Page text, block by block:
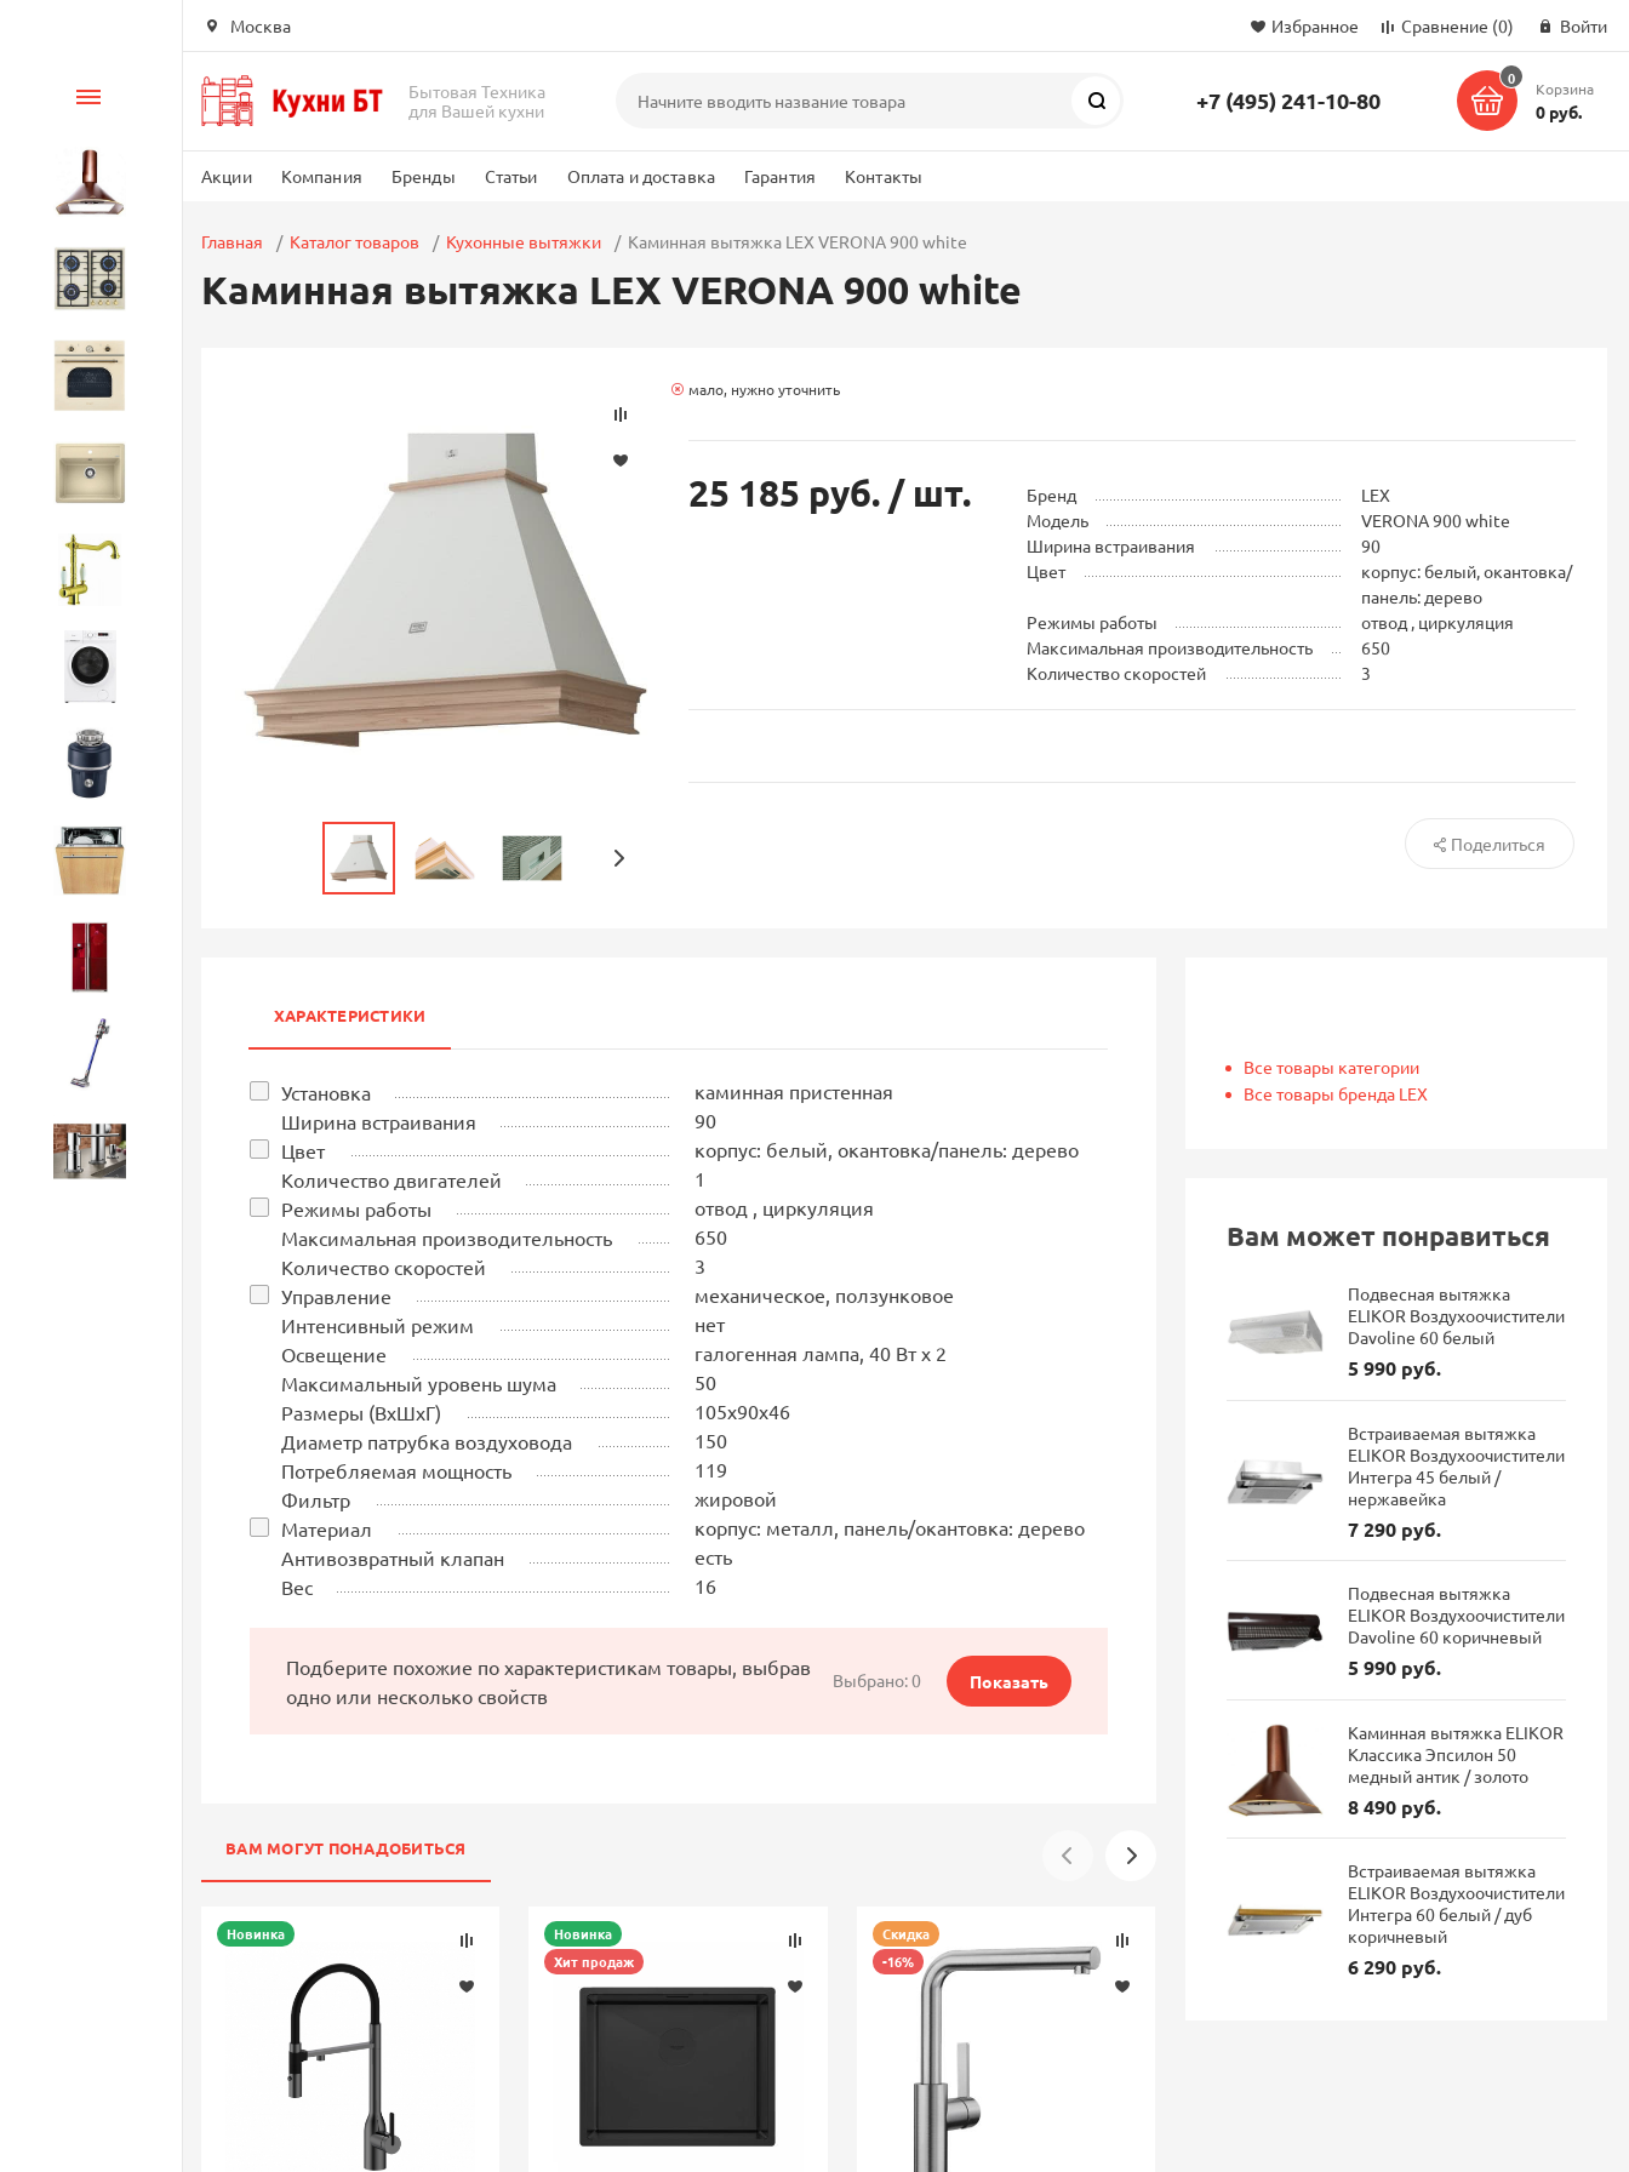
Москва Избранное Сравнение (0) Войти
Бытовая Техника
для Вашей кухни
Поиск +7 (495) 241-10-80
0
Корзина
0 руб.
Акции Компания Бренды Статьи Оплата и доставка Гарантия Контакты
Каталог
Вытяжки
Варочные панели
Стиральные машины
Посудомоечные машины
Бытовая техника
Главная Каталог товаров Кухонные вытяжки Каминная вытяжка LEX VERONA 900 white
Каминная вытяжка LEX VERONA 900 white
мало, нужно уточнить
25 185 руб. / шт. Бренд
LEX
Модель
VERONA 900 white
Ширина встраивания
90
Цвет
корпус: белый, окантовка/
панель: дерево
Режимы работы
отвод , циркуляция
Максимальная производительность
650
Количество скоростей
3
Поделиться
ХАРАКТЕРИСТИКИ
Установка
каминная пристенная
Ширина встраивания
90
Цвет
корпус: белый, окантовка/панель: дерево
Количество двигателей
1
Режимы работы
отвод , циркуляция
Максимальная производительность
650
Количество скоростей
3
Управление
механическое, ползунковое
Интенсивный режим
нет
Освещение
галогенная лампа, 40 Вт х 2
Максимальный уровень шума
50
Размеры (ВхШхГ)
105х90х46
Диаметр патрубка воздуховода
150
Потребляемая мощность
119
Фильтр
жировой
Материал
корпус: металл, панель/окантовка: дерево
Антивозвратный клапан
есть
Вес
16
Подберите похожие по характеристикам товары, выбрав
одно или несколько свойств
Выбрано:0 Показать
ВАМ МОГУТ ПОНАДОБИТЬСЯ
Новинка
Новинка
Хит продаж
Скидка
-16%
Скидка
Все товары категории
Все товары бренда LEX
Вам может понравиться
Подвесная вытяжка
ELIKOR Воздухоочистители
Davoline 60 белый
5 990 руб.
Встраиваемая вытяжка
ELIKOR Воздухоочистители
Интегра 45 белый /
нержавейка
7 290 руб.
Подвесная вытяжка
ELIKOR Воздухоочистители
Davoline 60 коричневый
5 990 руб.
Каминная вытяжка ELIKOR
Классика Эпсилон 50
медный антик / золото
8 490 руб.
Встраиваемая вытяжка
ELIKOR Воздухоочистители
Интегра 60 белый / дуб
коричневый
6 290 руб.